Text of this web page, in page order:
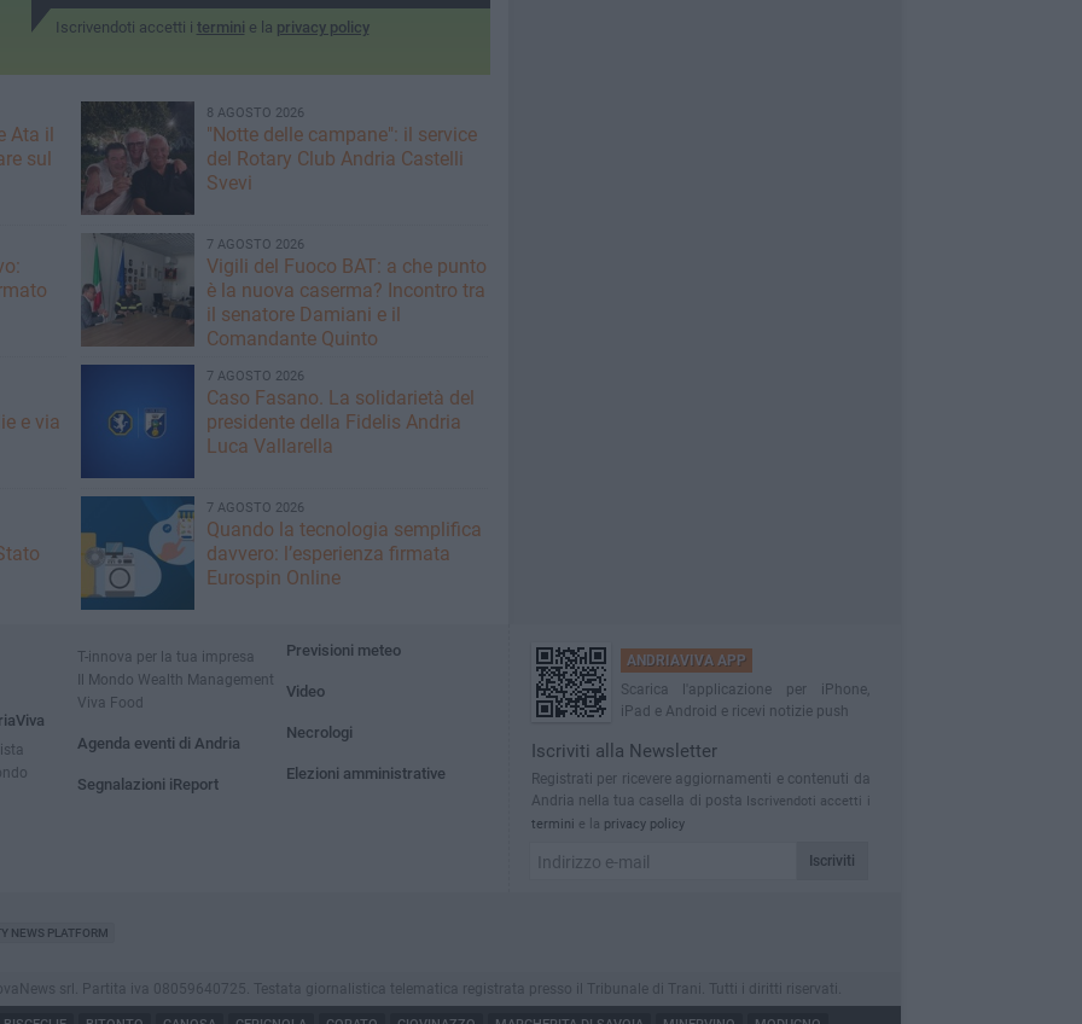
Iscrivendoti accetti i termini e la privacy policy
Ata il
sul
8 AGOSTO 2026
"Notte delle campane": il service
del Rotary Club Andria Castelli
Svevi
7 AGOSTO 2026
​Vigili del Fuoco BAT: a che punto
è la nuova caserma? Incontro tra
il senatore Damiani e il
Comandante Quinto
e via
7 AGOSTO 2026
Caso Fasano. La solidarietà del
presidente della Fidelis Andria
Luca Vallarella
7 AGOSTO 2026
Quando la tecnologia semplifica
davvero: l’esperienza firmata
Eurospin Online
T-innova per la tua impresa
Il Mondo Wealth Management
Viva Food
Agenda eventi di Andria
Segnalazioni iReport
Previsioni meteo
Video
Necrologi
Elezioni amministrative
ANDRIAVIVA APP
Scarica l'applicazione per iPhone,
iPad e Android e ricevi notizie push
Iscriviti alla Newsletter
Registrati per ricevere aggiornamenti e contenuti da
Andria nella tua casella di posta Iscrivendoti accetti i
termini e la privacy policy
Iscriviti
NEWS PLATFORM
srl. Partita iva 08059640725. Testata giornalistica telematica registrata presso il Tribunale di Trani. Tutti i diritti riservati.